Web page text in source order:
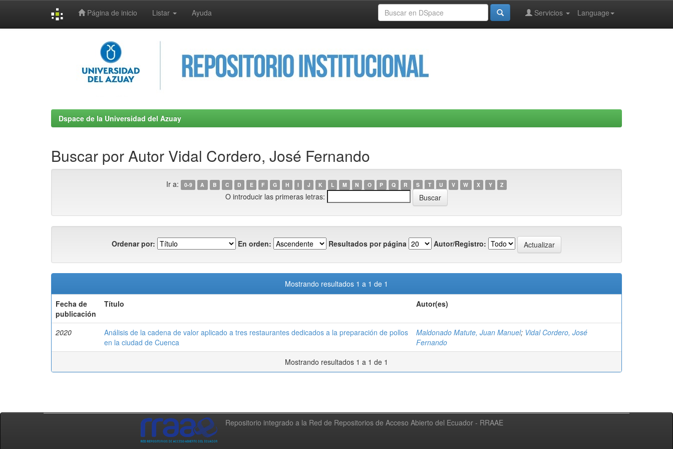
Página de inicio Listar Ayuda Language
Servicios
Dspace de la Universidad del Azuay
Buscar por Autor Vidal Cordero, José Fernando
Ir a: 0-9 A B C D E F G H I J K L M N O P Q R S T U V W X Y Z
O introducir las primeras letras:
Ordenar por: En orden: Resultados por página Autor/Registro:
Mostrando resultados 1 a 1 de 1
Fecha de
publicación
Título Autor(es)
2020
Análisis de la cadena de valor aplicado a tres restaurantes dedicados a la preparación de pollos
en la ciudad de Cuenca
Maldonado Matute, Juan Manuel; Vidal Cordero, José
Fernando
Mostrando resultados 1 a 1 de 1
Repositorio integrado a la Red de Repositorios de Acceso Abierto del Ecuador - RRAAE